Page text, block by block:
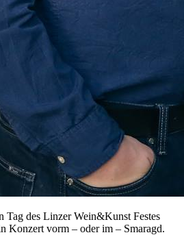
Tag des Linzer Wein&Kunst Festes
Konzert vorm – oder im – Smaragd.